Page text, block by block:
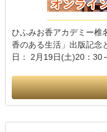
ひふみお香アカデミー
香のある生活」出版記
日： 2月19日(土)20：